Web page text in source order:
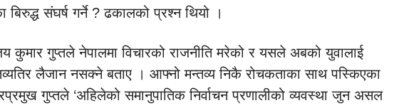
बिरुद्ध संघर्ष गर्ने ? ढकालको प्रश्न थियो ।
कुमार गुप्तले नेपालमा विचारको राजनीति मरेको र यसले अबको युवालाई
लैजान नसक्ने बताए । आफ्नो मन्तव्य निकै रोचकताका साथ पस्किएका
गुप्तले ‘अहिलेको समानुपातिक निर्वाचन प्रणालीको व्यवस्था जुन असल